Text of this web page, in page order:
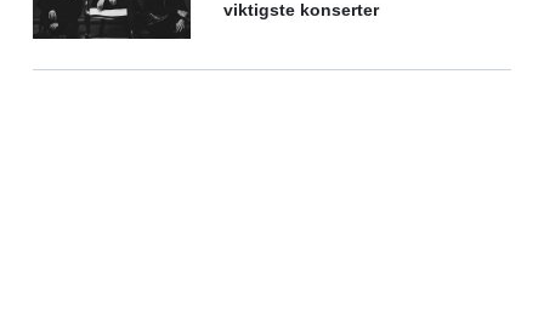
viktigste konserter